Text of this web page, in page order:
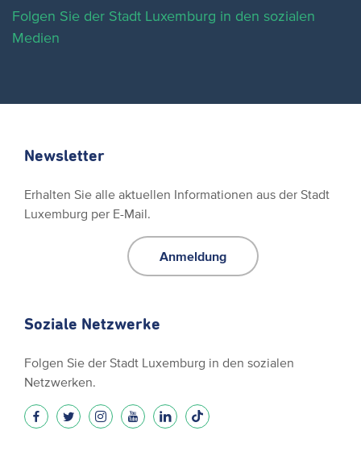
Folgen Sie der Stadt Luxemburg in den sozialen
Medien
Newsletter
Erhalten Sie alle aktuellen Informationen aus der Stadt
Luxemburg per E-Mail.
Anmeldung
Soziale Netzwerke
Folgen Sie der Stadt Luxemburg in den sozialen
Netzwerken.